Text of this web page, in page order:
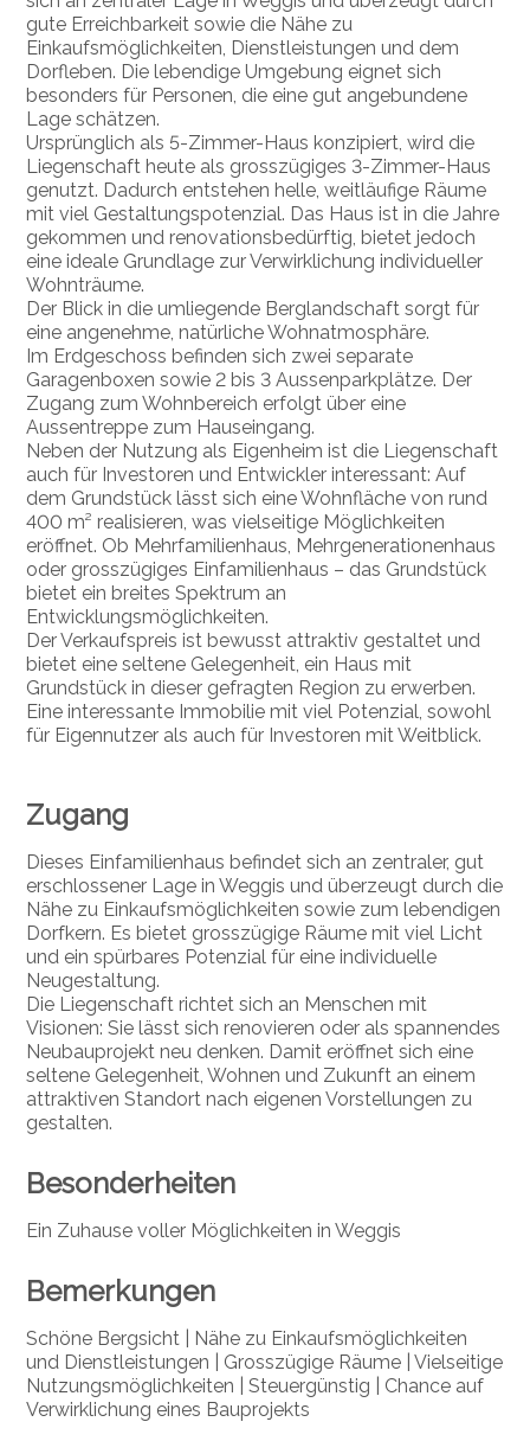
gute Erreichbarkeit sowie die Nähe zu
Einkaufsmöglichkeiten, Dienstleistungen und dem
Dorfleben. Die lebendige Umgebung eignet sich
besonders für Personen, die eine gut angebundene
Lage schätzen.
Ursprünglich als 5-Zimmer-Haus konzipiert, wird die
Liegenschaft heute als grosszügiges 3-Zimmer-Haus
genutzt. Dadurch entstehen helle, weitläufige Räume
mit viel Gestaltungspotenzial. Das Haus ist in die Jahre
gekommen und renovationsbedürftig, bietet jedoch
eine ideale Grundlage zur Verwirklichung individueller
Wohnträume.
Der Blick in die umliegende Berglandschaft sorgt für
eine angenehme, natürliche Wohnatmosphäre.
Im Erdgeschoss befinden sich zwei separate
Garagenboxen sowie 2 bis 3 Aussenparkplätze. Der
Zugang zum Wohnbereich erfolgt über eine
Aussentreppe zum Hauseingang.
Neben der Nutzung als Eigenheim ist die Liegenschaft
auch für Investoren und Entwickler interessant: Auf
dem Grundstück lässt sich eine Wohnfläche von rund
400 m² realisieren, was vielseitige Möglichkeiten
eröffnet. Ob Mehrfamilienhaus, Mehrgenerationenhaus
oder grosszügiges Einfamilienhaus – das Grundstück
bietet ein breites Spektrum an
Entwicklungsmöglichkeiten.
Der Verkaufspreis ist bewusst attraktiv gestaltet und
bietet eine seltene Gelegenheit, ein Haus mit
Grundstück in dieser gefragten Region zu erwerben.
Eine interessante Immobilie mit viel Potenzial, sowohl
für Eigennutzer als auch für Investoren mit Weitblick.
Zugang
Dieses Einfamilienhaus befindet sich an zentraler, gut
erschlossener Lage in Weggis und überzeugt durch die
Nähe zu Einkaufsmöglichkeiten sowie zum lebendigen
Dorfkern. Es bietet grosszügige Räume mit viel Licht
und ein spürbares Potenzial für eine individuelle
Neugestaltung.
Die Liegenschaft richtet sich an Menschen mit
Visionen: Sie lässt sich renovieren oder als spannendes
Neubauprojekt neu denken. Damit eröffnet sich eine
seltene Gelegenheit, Wohnen und Zukunft an einem
attraktiven Standort nach eigenen Vorstellungen zu
gestalten.
Besonderheiten
Ein Zuhause voller Möglichkeiten in Weggis
Bemerkungen
Schöne Bergsicht | Nähe zu Einkaufsmöglichkeiten
und Dienstleistungen | Grosszügige Räume | Vielseitige
Nutzungsmöglichkeiten | Steuergünstig | Chance auf
Verwirklichung eines Bauprojekts